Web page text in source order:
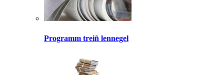
Programm treiñ lennegel